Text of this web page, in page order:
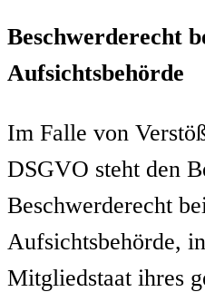
Beschwerderecht
Aufsichtsbehörde
Im Falle von
DSGVO steht den
Beschwerderecht
Aufsichtsbehörde,
Mitgliedstaat ihres